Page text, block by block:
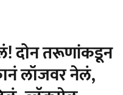
दोन तरूणांकडून
लॉजवर नेलं,